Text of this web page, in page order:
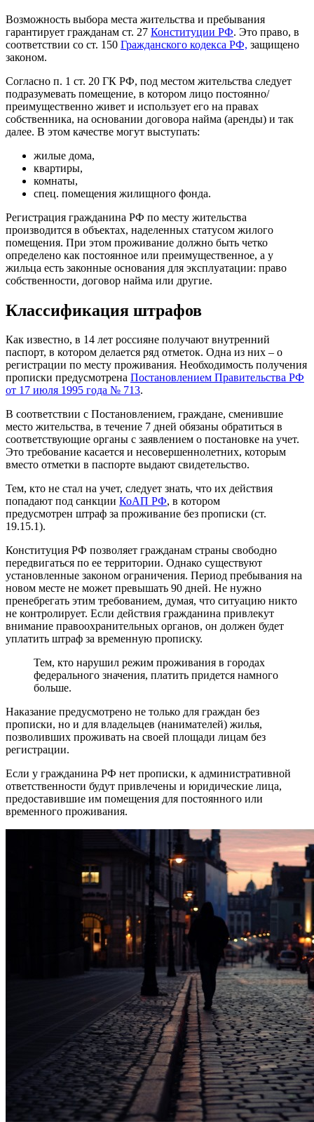
Возможность выбора места жительства и пребывания
гарантирует гражданам ст. 27 Конституции РФ. Это право, в
соответствии со ст. 150 Гражданского кодекса РФ, защищено
законом.
Согласно п. 1 ст. 20 ГК РФ, под местом жительства следует
подразумевать помещение, в котором лицо постоянно/
преимущественно живет и использует его на правах
собственника, на основании договора найма (аренды) и так
далее. В этом качестве могут выступать:
жилые дома,
квартиры,
комнаты,
спец. помещения жилищного фонда.
Регистрация гражданина РФ по месту жительства
производится в объектах, наделенных статусом жилого
помещения. При этом проживание должно быть четко
определено как постоянное или преимущественное, а у
жильца есть законные основания для эксплуатации: право
собственности, договор найма или другие.
Классификация штрафов
Как известно, в 14 лет россияне получают внутренний
паспорт, в котором делается ряд отметок. Одна из них – о
регистрации по месту проживания. Необходимость получения
прописки предусмотрена Постановлением Правительства РФ
от 17 июля 1995 года № 713.
В соответствии с Постановлением, граждане, сменившие
место жительства, в течение 7 дней обязаны обратиться в
соответствующие органы с заявлением о постановке на учет.
Это требование касается и несовершеннолетних, которым
вместо отметки в паспорте выдают свидетельство.
Тем, кто не стал на учет, следует знать, что их действия
попадают под санкции КоАП РФ, в котором
предусмотрен штраф за проживание без прописки (ст.
19.15.1).
Конституция РФ позволяет гражданам страны свободно
передвигаться по ее территории. Однако существуют
установленные законом ограничения. Период пребывания на
новом месте не может превышать 90 дней. Не нужно
пренебрегать этим требованием, думая, что ситуацию никто
не контролирует. Если действия гражданина привлекут
внимание правоохранительных органов, он должен будет
уплатить штраф за временную прописку.
Тем, кто нарушил режим проживания в городах
федерального значения, платить придется намного
больше.
Наказание предусмотрено не только для граждан без
прописки, но и для владельцев (нанимателей) жилья,
позволивших проживать на своей площади лицам без
регистрации.
Если у гражданина РФ нет прописки, к административной
ответственности будут привлечены и юридические лица,
предоставившие им помещения для постоянного или
временного проживания.